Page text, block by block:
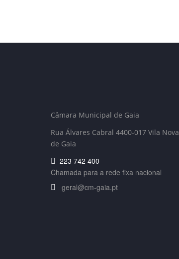
Câmara Municipal de Gaia
Rua Álvares Cabral 4400-017 Vila Nova
de Gaia
223 742 400
Chamada para a rede fixa nacional
geral@cm-gaia.pt